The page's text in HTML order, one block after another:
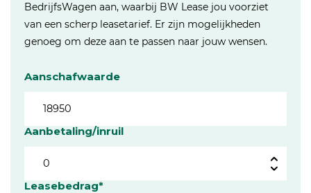
BedrijfsWagen aan, waarbij BW Lease jou voorziet
van een scherp leasetarief. Er zijn mogelijkheden
genoeg om deze aan te passen naar jouw wensen.
Aanschafwaarde
Aanbetaling/inruil
Leasebedrag*